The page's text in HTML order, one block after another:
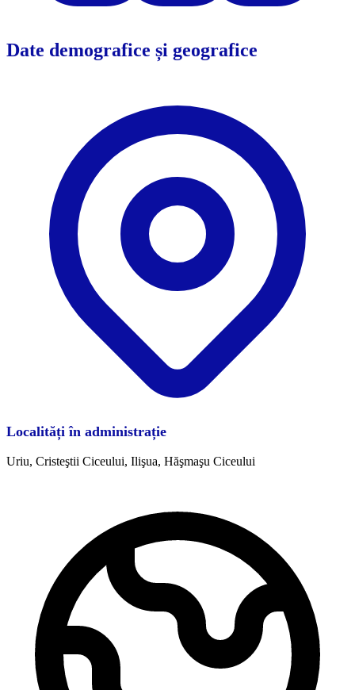
Date demografice și geografice
Localități în administrație
Uriu, Cristeştii Ciceului, Ilişua, Hăşmaşu Ciceului